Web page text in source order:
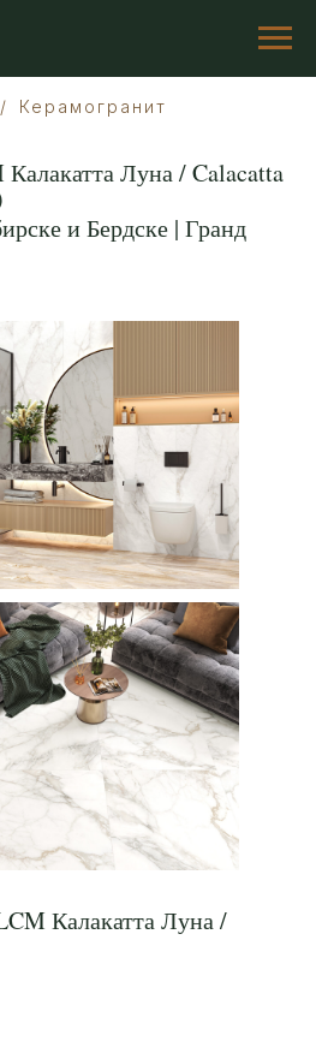
/ Керамогранит
Луна / Calacatta
и Бердске | Гранд
Калакатта Луна /